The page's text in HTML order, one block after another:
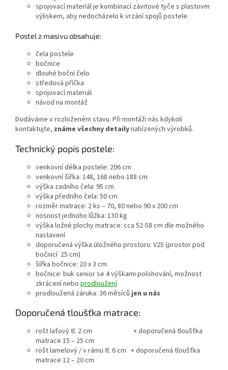
spojovací materíál je kombinací závitové tyče s plastovm
výliskem, aby nedocházelo k vrzání spojů postele.
Postel z masivu obsahuje:
čela postele
bočnice
dlouhé boční čelo
středová příčka
spojovací materiál
návod na montáž
Dodáváme v rozloženém stavu. Při montáži nás kdykoli
kontaktujte, známe všechny detailynabízených výrobků.
Technický popis postele:
venkovní délka postele: 206 cm
venkovní šířka: 148, 168 nebo 188 cm
výška zadního čela: 95 cm
výška předního čela: 50 cm
rozměr matrace: 2 ks – 70, 80 nebo 90 x 200 cm
nosnost jednoho lůžka: 130 kg
výška ložné plochy matrace: cca 52-58 cm dle možného
nastavení
doporučená výška úložného prostoru: V25 (prostor pod
bočnicí 25 cm)
šířka bočnice: 20 x 3 cm
bočnice: buk senior se 4 výškami polohování, možnost
zkrácení nebo prodloužení
prodloužená záruka: 36 měsícůjen u nás
Doporučená tloušťka matrace:
rošt laťový tl. 2 cm + doporučená tloušťka
matrace 15 – 25 cm
rošt lamelový / v rámu tl. 6 cm + doporučená tloušťka
matrace 12 – 20 cm